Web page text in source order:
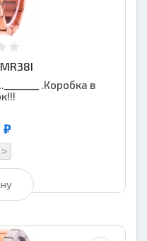
.Коробка в
₽
>